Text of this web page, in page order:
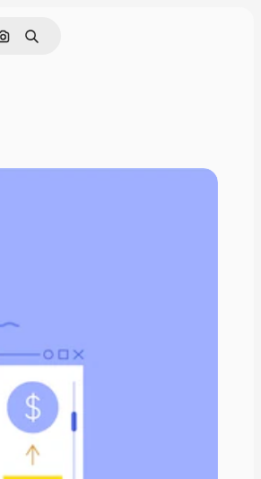
Поиск по изображению
Поиск